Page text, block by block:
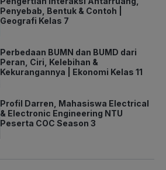
Penyebab, Bentuk & Contoh |
Geografi Kelas 7
Perbedaan BUMN dan BUMD dari
Peran, Ciri, Kelebihan &
Kekurangannya | Ekonomi Kelas 11
Profil Darren, Mahasiswa Electrical
& Electronic Engineering NTU
Peserta COC Season 3